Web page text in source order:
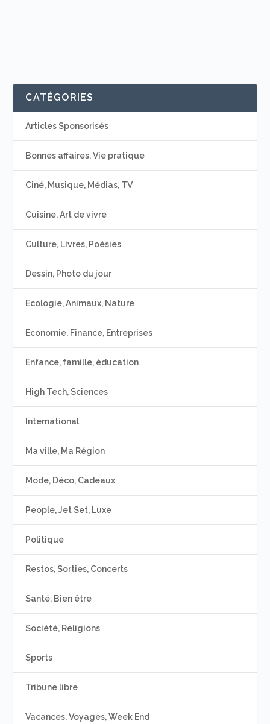
CATÉGORIES
Articles Sponsorisés
Bonnes affaires, Vie pratique
Ciné, Musique, Médias, TV
Cuisine, Art de vivre
Culture, Livres, Poésies
Dessin, Photo du jour
Ecologie, Animaux, Nature
Economie, Finance, Entreprises
Enfance, famille, éducation
High Tech, Sciences
International
Ma ville, Ma Région
Mode, Déco, Cadeaux
People, Jet Set, Luxe
Politique
Restos, Sorties, Concerts
Santé, Bien être
Société, Religions
Sports
Tribune libre
Vacances, Voyages, Week End